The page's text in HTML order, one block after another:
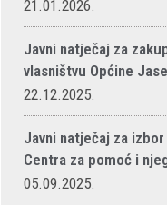
21.01.2026.
Javni natječaj za
vlasništvu Općine
22.12.2025.
Javni natječaj za
Centra za pomoć i
05.09.2025.